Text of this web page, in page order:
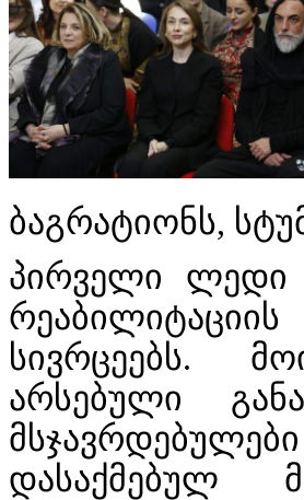
ბაგრატიონს,
პირველი ლედი
სივრცეებს.
არსებული
დასაქმებულ